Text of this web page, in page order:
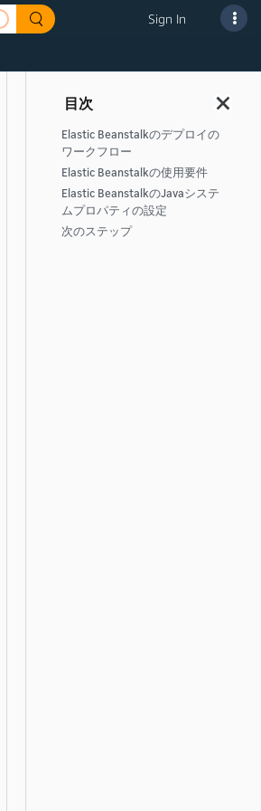
Sign In
Elastic Beanstalkのデプロイの
ワークフロー
Elastic Beanstalkの使用要件
Elastic BeanstalkのJavaシステ
ムプロパティの設定
次のステップ